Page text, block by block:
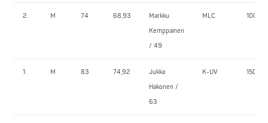
2. M 74 68,93
Markku
Kemppainen
/ 49
MLC 100,0
1. M 83 74,92
Jukka
Hakonen /
63
K-UV 150,0